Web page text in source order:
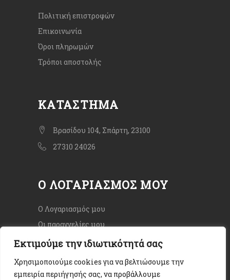
Εκτιμούμε την ιδιωτικότητά σας
Χρησιμοποιούμε cookies για να βελτιώσουμε την
εμπειρία περιήγησής σας, να προβάλλουμε
Πολιτική επιστροφών
Επικοινωνία
Όροι πληρωμών
Τρόποι αποστολής
ΚΑΤΆΣΤΗΜΑ
Βρασίδου 104, Σπάρτη, 23100
27310 24026
Ο ΛΟΓΑΡΙΑΣΜΌΣ ΜΟΥ
Ο Λογαριασμός μου
Οι παραγγελίες μου